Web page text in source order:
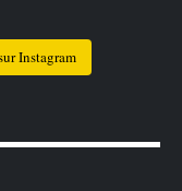
Instagram